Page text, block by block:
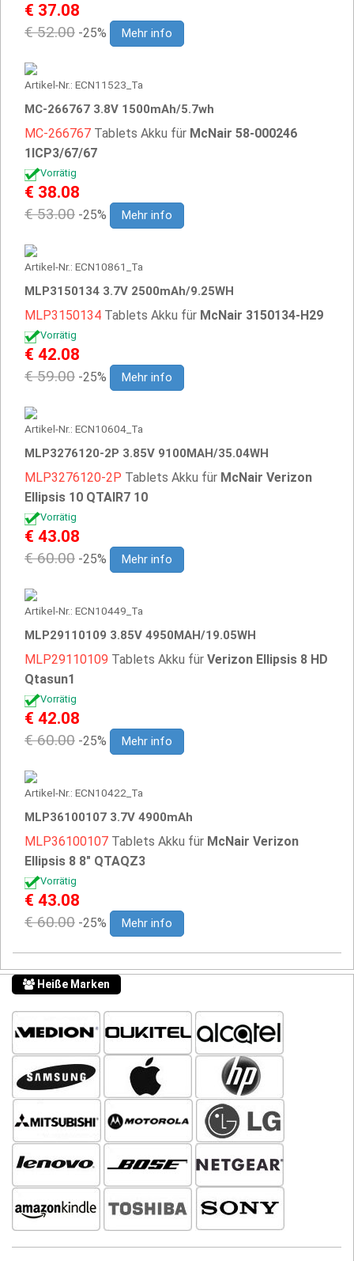
€ 37.08
€ 52.00 -25% Mehr info
Artikel-Nr.: ECN11523_Ta
MC-266767 3.8V 1500mAh/5.7wh
MC-266767 Tablets Akku für McNair 58-000246
1ICP3/67/67
Vorrätig
€ 38.08
€ 53.00 -25% Mehr info
Artikel-Nr.: ECN10861_Ta
MLP3150134 3.7V 2500mAh/9.25WH
MLP3150134 Tablets Akku für McNair 3150134-H29
Vorrätig
€ 42.08
€ 59.00 -25% Mehr info
Artikel-Nr.: ECN10604_Ta
MLP3276120-2P 3.85V 9100MAH/35.04WH
MLP3276120-2P Tablets Akku für McNair Verizon
Ellipsis 10 QTAIR7 10
Vorrätig
€ 43.08
€ 60.00 -25% Mehr info
Artikel-Nr.: ECN10449_Ta
MLP29110109 3.85V 4950MAH/19.05WH
MLP29110109 Tablets Akku für Verizon Ellipsis 8 HD
Qtasun1
Vorrätig
€ 42.08
€ 60.00 -25% Mehr info
Artikel-Nr.: ECN10422_Ta
MLP36100107 3.7V 4900mAh
MLP36100107 Tablets Akku für McNair Verizon
Ellipsis 8 8" QTAQZ3
Vorrätig
€ 43.08
€ 60.00 -25% Mehr info
Heiße Marken